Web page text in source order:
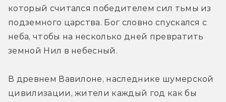
который считался победителем сил тьмы из
подземного царства. Бог словно спускался с
неба, чтобы на несколько дней превратить
земной Нил в небесный.
В древнем Вавилоне, наследнике шумерской
цивилизации, жители каждый год как бы